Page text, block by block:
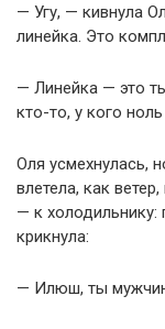
— Угу, — кивнула
линейка. Это
— Линейка — это
кто-то, у кого
Оля усмехнулась,
влетела, как
— к холодильнику:
крикнула:
— Илюш, ты